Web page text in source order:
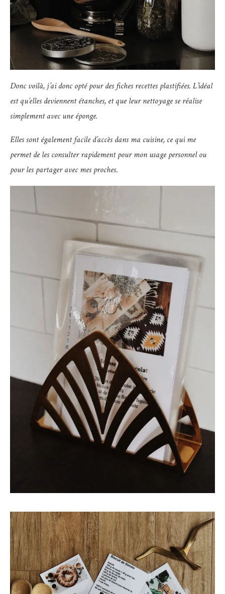
Donc voilà, j’ai donc opté pour des fiches recettes plastifiées. L’idéal
est qu’elles deviennent étanches, et que leur nettoyage se réalise
simplement avec une éponge.
Elles sont également facile d’accès dans ma cuisine, ce qui me
permet de les consulter rapidement pour mon usage personnel ou
pour les partager avec mes proches.